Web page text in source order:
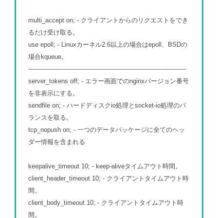
multi_accept on; - クライアントからのリクエストをでき
るだけ受け取る。
use epoll; - Linuxカーネル2.6以上の場合はepoll、BSDの
場合kqueue。
---------------------------------------------------------------------------------
server_tokens off; - エラー画面でのnginxバージョン番号
を非表示にする。
sendfile on; - ハードディスクio処理とsocket-io処理のバ
ランスを取る。
tcp_nopush on; - 一つのデータパッケージに全てのヘッ
ダー情報を含まれる
keepalive_timeout 10; - keep-aliveタイムアウト時間。
client_header_timeout 10; - クライアントタイムアウト時
間。
client_body_timeout 10; - クライアントタイムアウト時
間。